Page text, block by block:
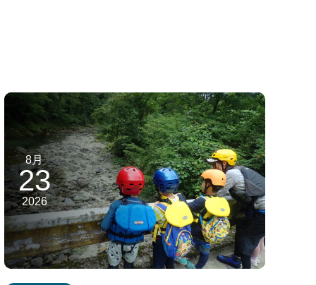
8月
23
2026